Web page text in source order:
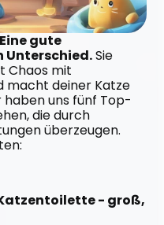
gute
Sie
Chaos mit
macht deiner Katze
haben uns fünf Top-
die durch
überzeugen.
Katzentoilette - groß,